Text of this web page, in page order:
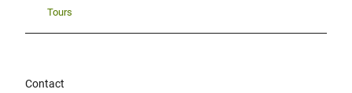
Tours
Contact